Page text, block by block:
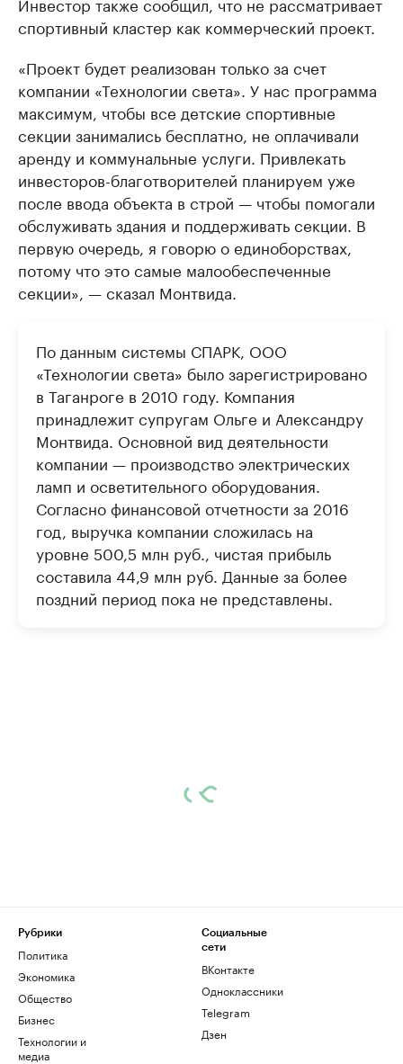
спортивный кластер как коммерческий проект.
«Проект будет реализован только за счет
компании «Технологии света». У нас программа
максимум, чтобы все детские спортивные
секции занимались бесплатно, не оплачивали
аренду и коммунальные услуги. Привлекать
инвесторов-благотворителей планируем уже
после ввода объекта в строй — чтобы помогали
обслуживать здания и поддерживать секции. В
первую очередь, я говорю о единоборствах,
потому что это самые малообеспеченные
секции», — сказал Монтвида.
По данным системы СПАРК, ООО
«Технологии света» было зарегистрировано
в Таганроге в 2010 году. Компания
принадлежит супругам Ольге и Александру
Монтвида. Основной вид деятельности
компании — производство электрических
ламп и осветительного оборудования.
Согласно финансовой отчетности за 2016
год, выручка компании сложилась на
уровне 500,5 млн руб., чистая прибыль
составила 44,9 млн руб. Данные за более
поздний период пока не представлены.
Рубрики
Политика
Экономика
Общество
Бизнес
Технологии и
медиа
Социальные
сети
ВКонтакте
Одноклассники
Telegram
Дзен